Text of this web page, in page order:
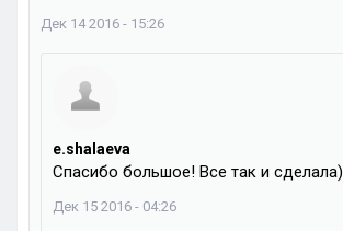
Дек 14 2016 - 15:26
e.shalaeva
Спасибо большое! Все так и сделала)
Дек 15 2016 - 04:26